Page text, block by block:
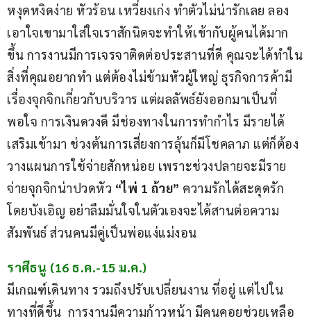
หงุดหงิดง่าย หัวร้อน เหวี่ยงเก่ง ทำตัวไม่น่ารักเลย ลอง
เอาใจเขามาใส่ใจเราสักนิดจะทำให้เข้ากับผู้คนได้มาก
ขึ้น การงานมีการเจรจาติดต่อประสานที่ดี คุณจะได้ทำใน
สิ่งที่คุณอยากทำ แต่ต้องไม่ข้ามหัวผู้ใหญ่ ธุรกิจการค้ามี
เรื่องจุกจิกเกี่ยวกับบริวาร แต่ผลลัพธ์ยังออกมาเป็นที่
พอใจ การเงินดวงดี มีช่องทางในการทำกำไร มีรายได้
เสริมเข้ามา ช่วงต้นการเสี่ยงการลุ้นก็มีโชคลาภ แต่ก็ต้อง
วางแผนการใช้จ่ายสักหน่อย เพราะช่วงปลายจะมีราย
จ่ายจุกจิกน่าปวดหัว “ไพ่ 1 ถ้วย” ความรักได้สะดุดรัก
โดยบังเอิญ อย่าลืมมั่นใจในตัวเองจะได้สานต่อความ
สัมพันธ์ ส่วนคนมีคู่เป็นพ่อแง่แม่งอน
ราศีธนู (16 ธ.ค.-15 ม.ค.)
มีเกณฑ์เดินทาง รวมถึงปรับเปลี่ยนงาน ที่อยู่ แต่ไปใน
ทางที่ดีขึ้น  การงานมีความก้าวหน้า มีคนคอยช่วยเหลือ